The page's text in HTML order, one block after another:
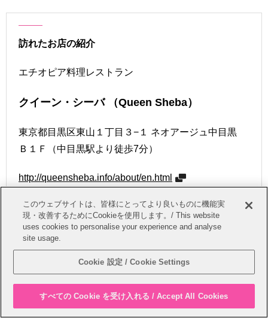
訪れたお店の紹介
エチオピア料理レストラン
クイーン・シーバ（Queen Sheba）
東京都目黒区東山１丁目３−１ ネオアージュ中目黒
Ｂ１Ｆ
（中目黒駅より徒歩7分）
http://queensheba.info/about/en.html
このウェブサイトは、皆様にとってより良いものに機能実
現・改善するためにCookieを使用します。/ This website
uses cookies to personalise your experience and analyse
site usage.
Cookie 設定 / Cookie Settings
すべての Cookie を受け入れる / Accept All Cookies